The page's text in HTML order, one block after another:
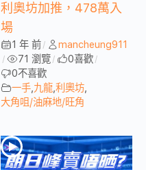
利奧坊加推，478萬入
場
1 年 前 / mancheung911
/ 71 瀏覽 / 0喜歡 /
0不喜歡
一手 九龍 利奧坊
大角咀/油麻地/旺角